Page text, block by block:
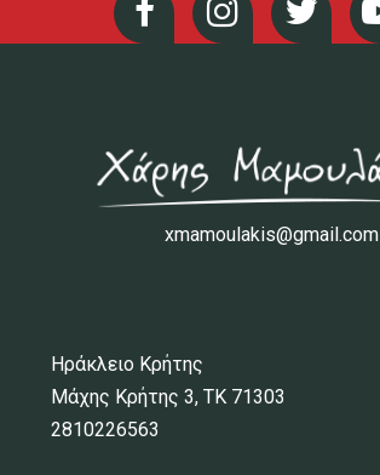
xmamoulakis@gmail.com
Ηράκλειο Κρήτης
Μάχης Κρήτης 3, ΤΚ 71303
2810226563